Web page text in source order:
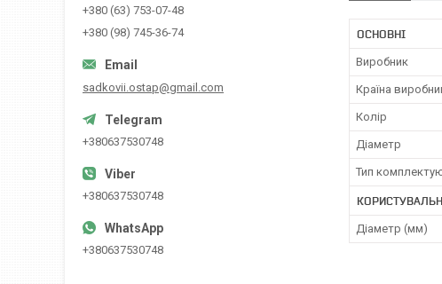
ОСНОВНІ
Виробник
Країна
Колір
Діаметр
Тип
Діаметр (мм)
+380 (63) 753-07-48
+380 (98) 745-36-74
sadkovii.ostap@gmail.com
+380637530748
+380637530748
+380637530748